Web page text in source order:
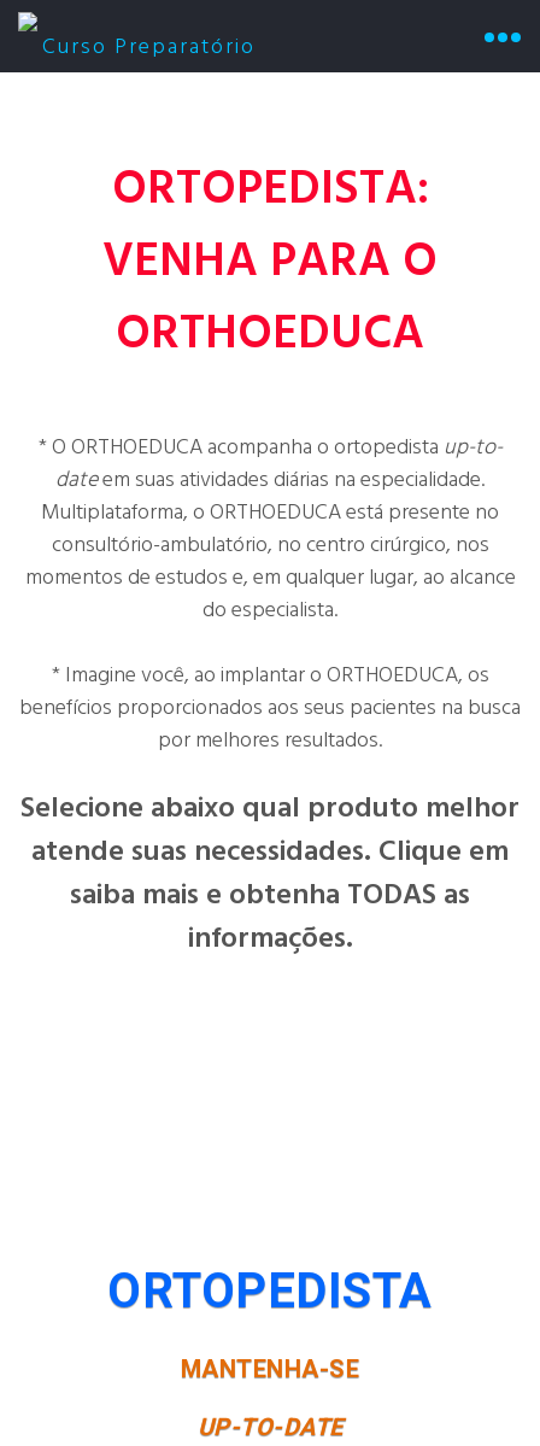
ORTOPEDISTA:
VENHA PARA O
ORTHOEDUCA
* O ORTHOEDUCA acompanha o ortopedista up-to-
dateem suas atividades diárias na especialidade.
Multiplataforma, o ORTHOEDUCA está presente no
consultório-ambulatório, no centro cirúrgico, nos
momentos de estudos e, em qualquer lugar, ao alcance
do especialista.
* Imagine você, ao implantar o ORTHOEDUCA, os
benefícios proporcionados aos seus pacientes na busca
por melhores resultados.
Selecione abaixo qual produto melhor
atende suas necessidades. Clique em
saiba mais e obtenha TODAS as
informações.
ORTOPEDISTA
MANTENHA-SE
UP-TO-DATE